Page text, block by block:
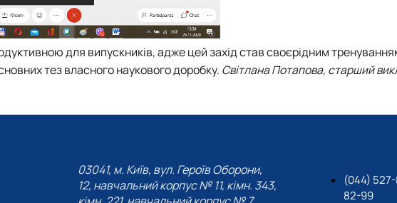
для випускників, адже цей захід став своєрідним
тез власного наукового доробку. Світлана Потапова, старший
03041, м. Київ, вул. Героїв Оборони,
12, навчальний корпус № 11, кімн. 343,
(044)
82-99